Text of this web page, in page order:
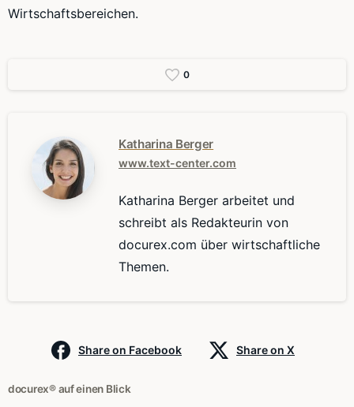
Wirtschaftsbereichen.
0
Katharina Berger
www.text-center.com
Katharina Berger arbeitet und
schreibt als Redakteurin von
docurex.com über wirtschaftliche
Themen.
Share on Facebook Share on X
docurex® auf einen Blick